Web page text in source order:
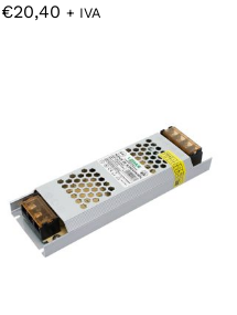
€20,40 + IVA